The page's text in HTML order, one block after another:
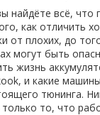
найдёте всё, что
как отличить
от плохих, до
могут быть
жизнь
и какие
тюнинга.
то, что